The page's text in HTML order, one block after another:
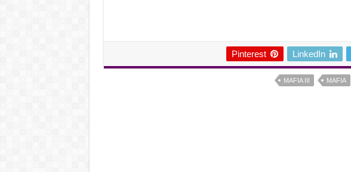
LinkedIn
Pinterest
MAFIA
MAFIA III